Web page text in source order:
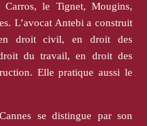
Carros, le Tignet, Mougins,
L’avocat Antebi a construit
en droit civil, en droit des
du travail, en droit des
Elle pratique aussi le
se distingue par son